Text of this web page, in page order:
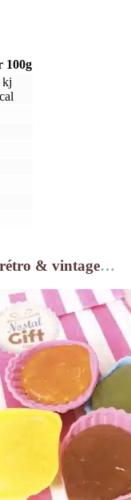
100g
kj
& vintage…